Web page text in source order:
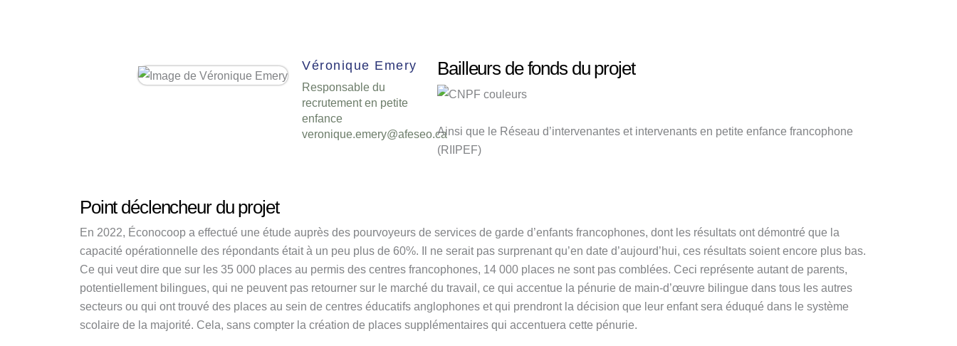
Véronique Emery
Responsable du
recrutement en petite
enfance
veronique.emery@afeseo.ca
Bailleurs de fonds du projet
Ainsi que le Réseau d’intervenantes et intervenants en petite enfance francophone
(RIIPEF)
Point déclencheur du projet
En 2022, Éconocoop a effectué une étude auprès des pourvoyeurs de services de garde d’enfants francophones, dont les résultats ont démontré que la
capacité opérationnelle des répondants était à un peu plus de 60%. Il ne serait pas surprenant qu’en date d’aujourd’hui, ces résultats soient encore plus bas.
Ce qui veut dire que sur les 35 000 places au permis des centres francophones, 14 000 places ne sont pas comblées. Ceci représente autant de parents,
potentiellement bilingues, qui ne peuvent pas retourner sur le marché du travail, ce qui accentue la pénurie de main-d’œuvre bilingue dans tous les autres
secteurs ou qui ont trouvé des places au sein de centres éducatifs anglophones et qui prendront la décision que leur enfant sera éduqué dans le système
scolaire de la majorité. Cela, sans compter la création de places supplémentaires qui accentuera cette pénurie.